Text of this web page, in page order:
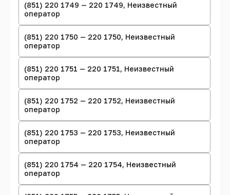
(851) 220 1749 — 220 1749, Неизвестный
оператор
(851) 220 1750 — 220 1750, Неизвестный
оператор
(851) 220 1751 — 220 1751, Неизвестный
оператор
(851) 220 1752 — 220 1752, Неизвестный
оператор
(851) 220 1753 — 220 1753, Неизвестный
оператор
(851) 220 1754 — 220 1754, Неизвестный
оператор